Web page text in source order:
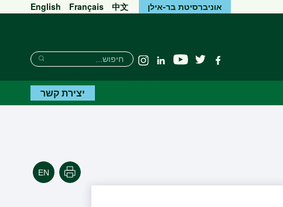
אוניברסיטת בר-אילן English Français 中文
פייסבוקטוויטר יוטיוב Linkedin
Instagram
חיפוש
Search
Search
יצירת קשר
הדפסה